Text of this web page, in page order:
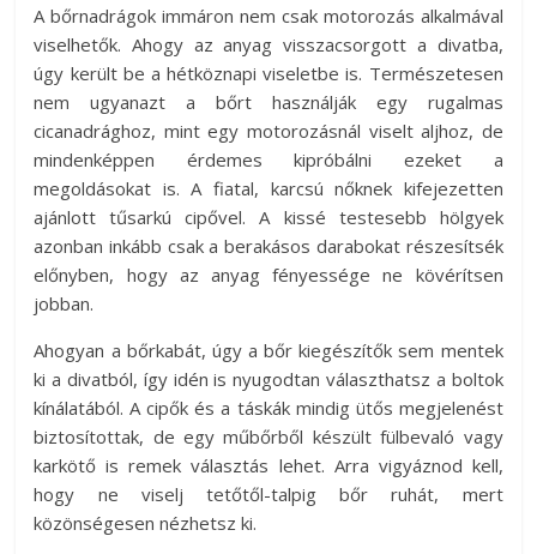
A bőrnadrágok immáron nem csak motorozás alkalmával
viselhetők. Ahogy az anyag visszacsorgott a divatba,
úgy került be a hétköznapi viseletbe is. Természetesen
nem ugyanazt a bőrt használják egy rugalmas
cicanadrághoz, mint egy motorozásnál viselt aljhoz, de
mindenképpen érdemes kipróbálni ezeket a
megoldásokat is. A fiatal, karcsú nőknek kifejezetten
ajánlott tűsarkú cipővel. A kissé testesebb hölgyek
azonban inkább csak a berakásos darabokat részesítsék
előnyben, hogy az anyag fényessége ne kövérítsen
jobban.
Ahogyan a bőrkabát, úgy a bőr kiegészítők sem mentek
ki a divatból, így idén is nyugodtan választhatsz a boltok
kínálatából. A cipők és a táskák mindig ütős megjelenést
biztosítottak, de egy műbőrből készült fülbevaló vagy
karkötő is remek választás lehet. Arra vigyáznod kell,
hogy ne viselj tetőtől-talpig bőr ruhát, mert
közönségesen nézhetsz ki.